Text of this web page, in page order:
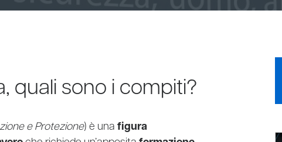
quali sono i compiti?
e Protezione) è una figura